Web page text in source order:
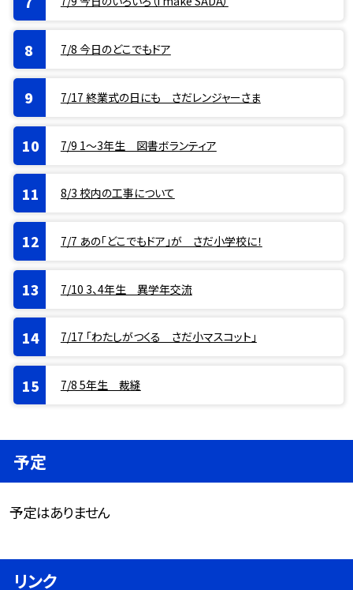
7/8 今日のどこでもドア
7/17 終業式の日にも さだレンジャーさま
7/9 1〜3年生 図書ボランティア
8/3 校内の工事について
7/7 あの「どこでもドア」が さだ小学校に！
7/10 3、4年生 異学年交流
7/17 「わたしがつくる さだ小マスコット」
7/8 5年生 裁縫
予定
予定はありません
リンク